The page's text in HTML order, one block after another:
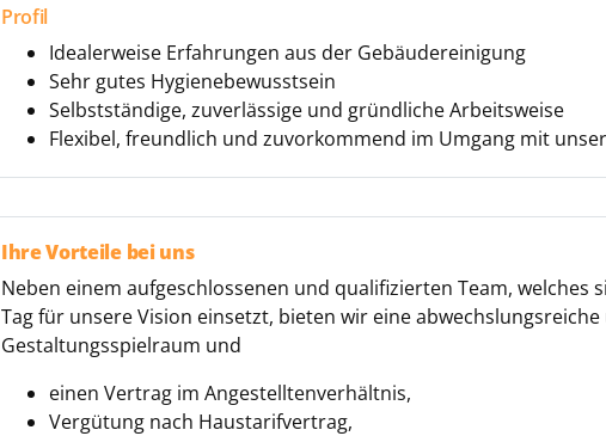
Profil
Idealerweise Erfahrungen aus der Gebäudereinigung
Sehr gutes Hygienebewusstsein
Selbstständige, zuverlässige und gründliche Arbeitsweise
Flexibel, freundlich und zuvorkommend im Umgang mit
Ihre Vorteile bei uns
Neben einem aufgeschlossenen und qualifizierten Team, welches
Tag für unsere Vision einsetzt, bieten wir eine
Gestaltungsspielraum und
einen Vertrag im Angestelltenverhältnis,
Vergütung nach Haustarifvertrag,